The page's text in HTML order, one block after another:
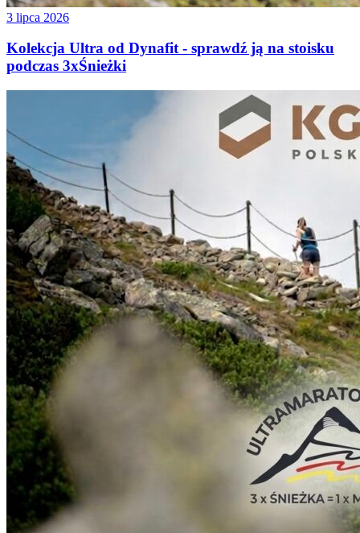
3 lipca 2026
Kolekcja Ultra od Dynafit - sprawdź ją na stoisku
podczas 3xŚnieżki